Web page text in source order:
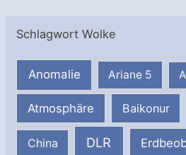
Schlagwort Wolke
Anomalie Ariane 5
Atmosphäre Baikonur
China DLR